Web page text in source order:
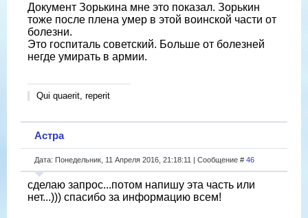
Документ Зорькина мне это показал. Зорькин
тоже после плена умер в этой воинской части от
болезни.
Это госпиталь советский. Больше от болезней
негде умирать в армии.
Qui quaerit, reperit
Астра
Дата: Понедельник, 11 Апреля 2016, 21:18:11 | Сообщение # 46
сделаю запрос...потом напишу эта часть или
нет...))) спасибо за информацию всем!